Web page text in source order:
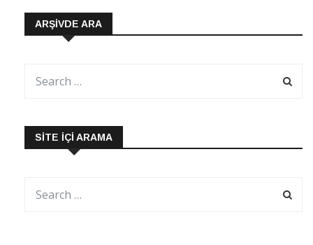
ARŞIVDE ARA
SITE İÇI ARAMA